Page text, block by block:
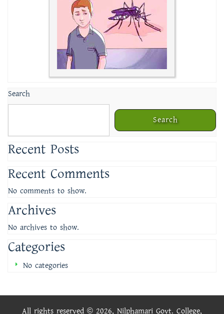
Search
Search
Recent Posts
Recent Comments
No comments to show.
Archives
No archives to show.
Categories
No categories
All rights reserved © 2026, Nilphamari Govt. College,